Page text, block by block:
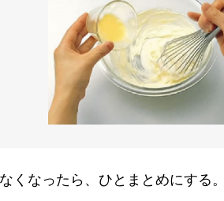
なったら、ひとまとめにする。